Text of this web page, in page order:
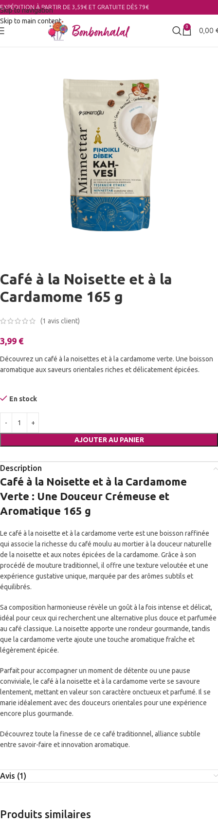
Skip to navigation
Skip to main content
EXPÉDITION À PARTIR DE 3,59€ ET GRATUITE DÈS 79€
0 0,00
Café à la Noisette et à la
Cardamome 165 g
(1 avis client)
3,99 €
Découvrez un café à la noisettes et à la cardamome verte. Une boisson
aromatique aux saveurs orientales riches et délicatement épicées.
En stock
AJOUTER AU PANIER
Description
Café à la Noisette et à la Cardamome
Verte : Une Douceur Crémeuse et
Aromatique 165 g
Le café à la noisette et à la cardamome verte est une boisson raffinée
qui associe la richesse du café moulu au mortier à la douceur naturelle
de la noisette et aux notes épicées de la cardamome. Grâce à son
procédé de mouture traditionnel, il offre une texture veloutée et une
expérience gustative unique, marquée par des arômes subtils et
équilibrés.
Sa composition harmonieuse révèle un goût à la fois intense et délicat,
idéal pour ceux qui recherchent une alternative plus douce et parfumée
au café classique. La noisette apporte une rondeur gourmande, tandis
que la cardamome verte ajoute une touche aromatique fraîche et
légèrement épicée.
Parfait pour accompagner un moment de détente ou une pause
conviviale, le café à la noisette et à la cardamome verte se savoure
lentement, mettant en valeur son caractère onctueux et parfumé. Il se
marie idéalement avec des douceurs orientales pour une expérience
encore plus gourmande.
Découvrez toute la finesse de ce café traditionnel, alliance subtile
entre savoir-faire et innovation aromatique.
Avis (1)
Produits similaires